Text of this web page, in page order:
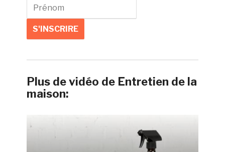
Plus de vidéo de Entretien de la
maison: